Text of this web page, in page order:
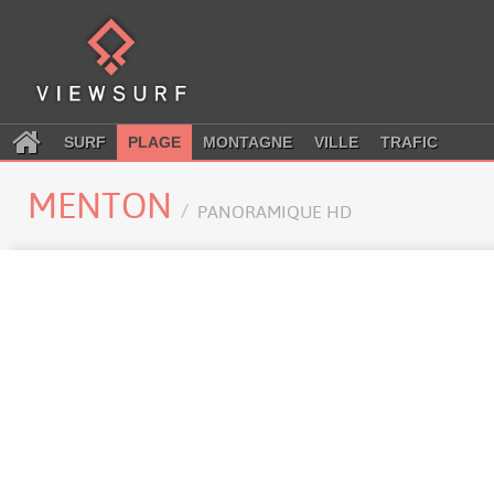
SURF PLAGE MONTAGNE VILLE TRAFIC
MENTON PANORAMIQUE HD